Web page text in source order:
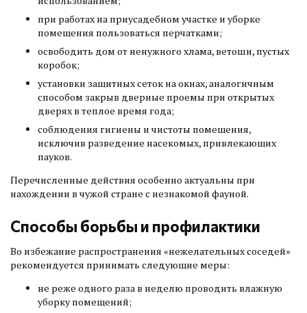
при работах на приусадебном участке и уборке
помещения пользоваться перчатками;
освободить дом от ненужного хлама, ветоши, пустых
коробок;
установки защитных сеток на окнах, аналогичным
способом закрыв дверные проемы при открытых
дверях в теплое время года;
соблюдения гигиены и чистоты помещения,
исключив разведение насекомых, привлекающих
пауков.
Перечисленные действия особенно актуальны при
нахождении в чужой стране с незнакомой фауной.
Способы борьбы и профилактики
Во избежание распространения «нежелательных соседей»
рекомендуется принимать следующие меры:
не реже одного раза в неделю проводить влажную
уборку помещений;